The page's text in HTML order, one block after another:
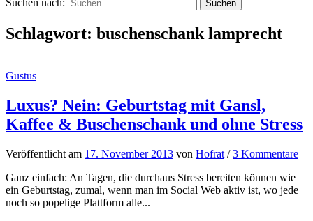
Suchen nach:
Schlagwort: buschenschank lamprecht
Gustus
Luxus? Nein: Geburtstag mit Gansl,
Kaffee & Buschenschank und ohne Stress
Veröffentlicht am 17. November 2013 von Hofrat /3 Kommentare
Ganz einfach: An Tagen, die durchaus Stress bereiten können wie
ein Geburtstag, zumal, wenn man im Social Web aktiv ist, wo jede
noch so popelige Plattform alle...